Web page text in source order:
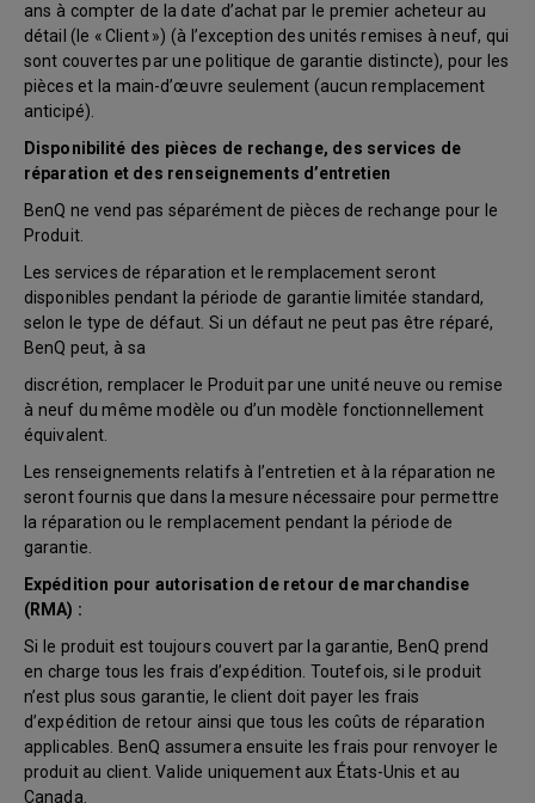
ans à compter de la date d’achat par le premier acheteur au
détail (le « Client ») (à l’exception des unités remises à neuf, qui
sont couvertes par une politique de garantie distincte), pour les
pièces et la main-d’œuvre seulement (aucun remplacement
anticipé).
Disponibilité des pièces de rechange, des services de
réparation et des renseignements d’entretien
BenQ ne vend pas séparément de pièces de rechange pour le
Produit.
Les services de réparation et le remplacement seront
disponibles pendant la période de garantie limitée standard,
selon le type de défaut. Si un défaut ne peut pas être réparé,
BenQ peut, à sa
discrétion, remplacer le Produit par une unité neuve ou remise
à neuf du même modèle ou d’un modèle fonctionnellement
équivalent.
Les renseignements relatifs à l’entretien et à la réparation ne
seront fournis que dans la mesure nécessaire pour permettre
la réparation ou le remplacement pendant la période de
garantie.
Expédition pour autorisation de retour de marchandise
(RMA) :
Si le produit est toujours couvert par la garantie, BenQ prend
en charge tous les frais d’expédition. Toutefois, si le produit
n’est plus sous garantie, le client doit payer les frais
d’expédition de retour ainsi que tous les coûts de réparation
applicables. BenQ assumera ensuite les frais pour renvoyer le
produit au client. Valide uniquement aux États-Unis et au
Canada.